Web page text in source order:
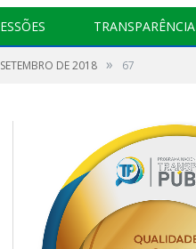
TRANSPARÊNCIA
DE 2018 » 67